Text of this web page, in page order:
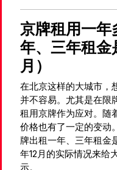
京牌租用一
年、三年租
月）
在北京这样的大城市，
并不容易。尤其是在限
租用京牌作为应对。随
价格也有了一定的变动
牌出租一年、三年租金
年12月的实际情况来给
示。